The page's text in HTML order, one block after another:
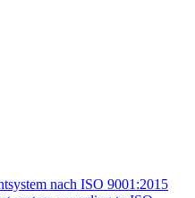
nach ISO 9001:2015